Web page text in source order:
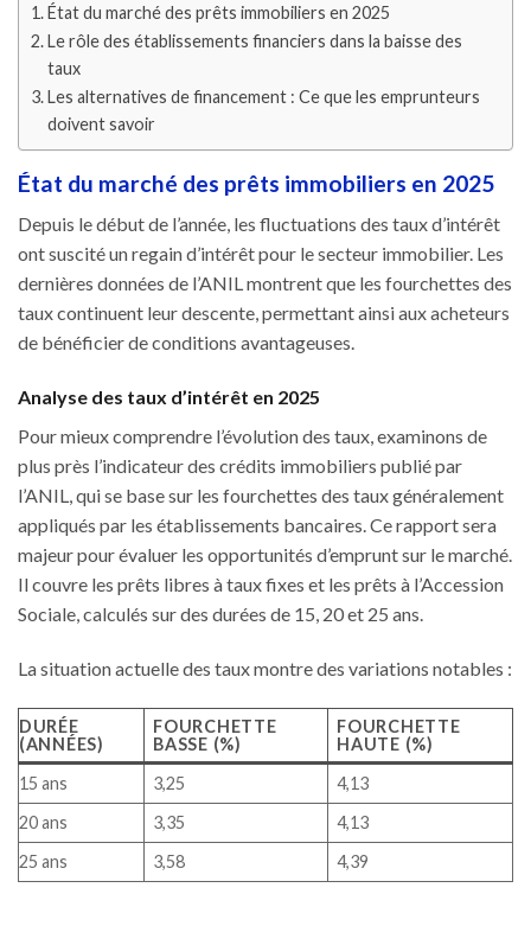
État du marché des prêts immobiliers en 2025
Le rôle des établissements financiers dans la baisse des
taux
Les alternatives de financement : Ce que les emprunteurs
doivent savoir
État du marché des prêts immobiliers en 2025
Depuis le début de l’année, les fluctuations des taux d’intérêt
ont suscité un regain d’intérêt pour le secteur immobilier. Les
dernières données de l’ANIL montrent que les fourchettes des
taux continuent leur descente, permettant ainsi aux acheteurs
de bénéficier de conditions avantageuses.
Analyse des taux d’intérêt en 2025
Pour mieux comprendre l’évolution des taux, examinons de
plus près l’indicateur des crédits immobiliers publié par
l’ANIL, qui se base sur les fourchettes des taux généralement
appliqués par les établissements bancaires. Ce rapport sera
majeur pour évaluer les opportunités d’emprunt sur le marché.
Il couvre les prêts libres à taux fixes et les prêts à l’Accession
Sociale, calculés sur des durées de 15, 20 et 25 ans.
La situation actuelle des taux montre des variations notables :
DURÉE
(ANNÉES)
FOURCHETTE
BASSE (%)
FOURCHETTE
HAUTE (%)
15 ans
3,25
4,13
20 ans
3,35
4,13
25 ans
3,58 4,39